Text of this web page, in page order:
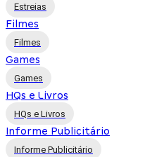
Estreias
Filmes
Filmes
Games
Games
HQs e Livros
HQs e Livros
Informe Publicitário
Informe Publicitário